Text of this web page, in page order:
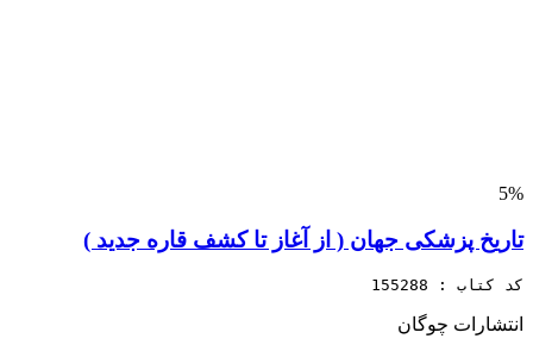
5%
تاریخ پزشکی جهان ( از آغاز تا کشف قاره جدید )
کد کتاب : 155288
انتشارات چوگان